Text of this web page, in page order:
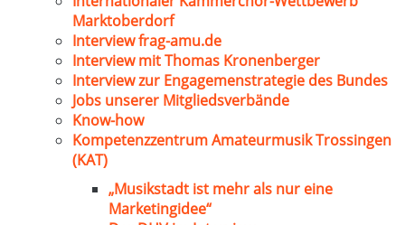
Marktoberdorf
Interview frag-amu.de
Interview mit Thomas Kronenberger
Interview zur Engagemenstrategie des Bundes
Jobs unserer Mitgliedsverbände
Know-how
Kompetenzzentrum Amateurmusik Trossingen
(KAT)
„Musikstadt ist mehr als nur eine
Marketingidee“